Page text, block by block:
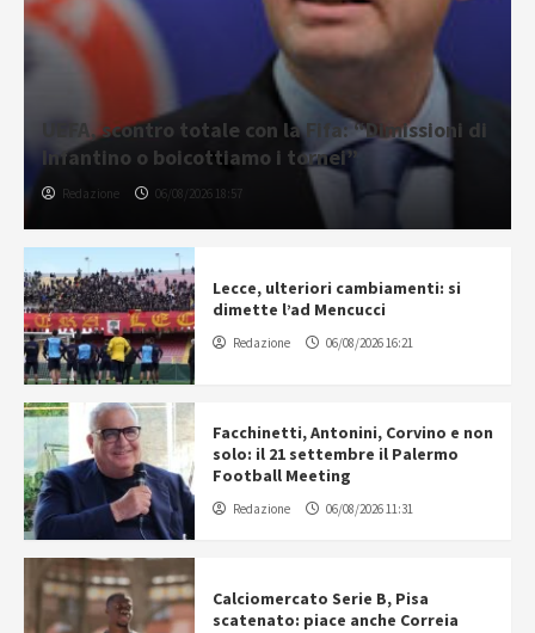
UEFA, scontro totale con la Fifa: “Dimissioni di
Infantino o boicottiamo i tornei”
Redazione 06/08/2026 18:57
Lecce, ulteriori cambiamenti: si
dimette l’ad Mencucci
Redazione 06/08/2026 16:21
Facchinetti, Antonini, Corvino e non
solo: il 21 settembre il Palermo
Football Meeting
Redazione 06/08/2026 11:31
Calciomercato Serie B, Pisa
scatenato: piace anche Correia